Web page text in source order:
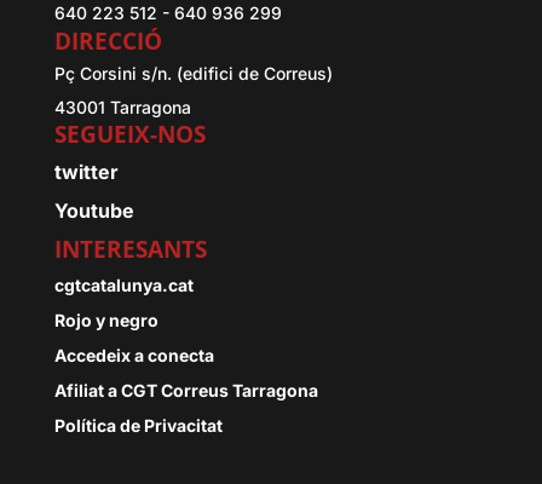
640 223 512 - 640 936 299
DIRECCIÓ
Pç Corsini s/n. (edifici de Correus)
43001 Tarragona
SEGUEIX-NOS
twitter
Youtube
INTERESANTS
cgtcatalunya.cat
Rojo y negro
Accedeix a conecta
Afiliat a CGT Correus Tarragona
Política de Privacitat